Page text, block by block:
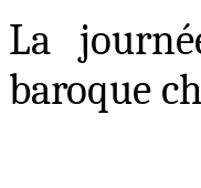
La
baroque